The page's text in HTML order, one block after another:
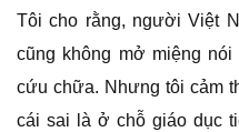
Tôi cho rằng, người Việt
cũng không mở miệng
cứu chữa. Nhưng tôi cảm
cái sai là ở chỗ giáo dục